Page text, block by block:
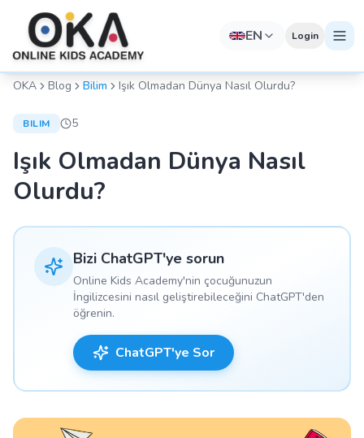
EN Login
OKA Blog Bilim Işık Olmadan Dünya Nasıl Olurdu?
BILIM 5
Işık Olmadan Dünya Nasıl
Olurdu?
Bizi ChatGPT'ye sorun
Online Kids Academy'nin çocuğunuzun
İngilizcesini nasıl geliştirebileceğini ChatGPT'den
öğrenin.
ChatGPT'ye Sor